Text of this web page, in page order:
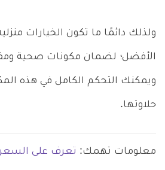
ولذلك دائمًا ما تكون الخيارات
الأفضل؛ لضمان مكونات صحية
ويمكنك التحكم الكامل في هذه
حلاوتها.
معلومات تهمك: تعرف على